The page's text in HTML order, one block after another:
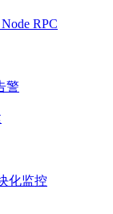
RPC
警
化监控